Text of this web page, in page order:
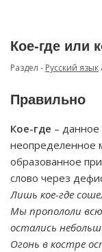
Кое-где или
Раздел - Русский язык
Правильно
Кое-где – данное
неопределенное
образованное
слово через
Лишь кое-где
Мы пропололи
остались
Огонь в костре